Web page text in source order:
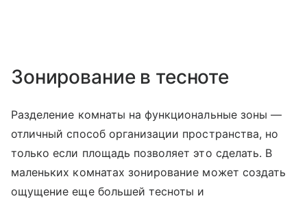
Зонирование в тесноте
Разделение комнаты на функциональные зоны —
отличный способ организации пространства, но
только если площадь позволяет это сделать. В
маленьких комнатах зонирование может создать
ощущение еще большей тесноты и